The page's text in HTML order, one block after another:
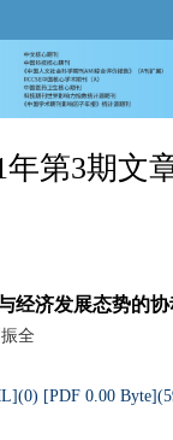
年第3期文
经济发展态势的
全
0) [PDF 0.00 Byte](